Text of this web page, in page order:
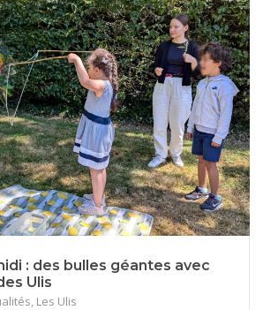
: des bulles géantes avec
Ulis
, Les Ulis